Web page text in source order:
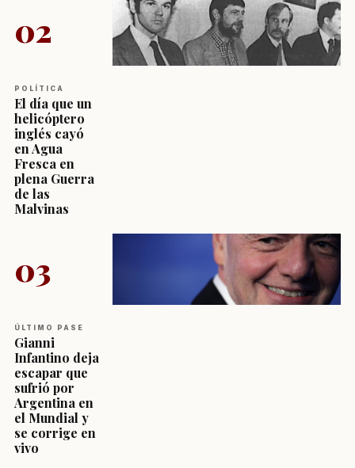
02
POLÍTICA
El día que un
helicóptero
inglés cayó
en Agua
Fresca en
plena Guerra
de las
Malvinas
03
ÚLTIMO PASE
Gianni
Infantino deja
escapar que
sufrió por
Argentina en
el Mundial y
se corrige en
vivo